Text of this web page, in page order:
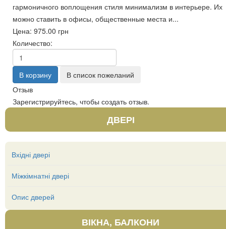
гармоничного воплощения стиля минимализм в интерьере. Их
можно ставить в офисы, общественные места и...
Цена: 975.00 грн
Количество:
Отзыв
Зарегистрируйтесь, чтобы создать отзыв.
ДВЕРІ
Вхідні двері
Міжкімнатні двері
Опис дверей
ВІКНА, БАЛКОНИ